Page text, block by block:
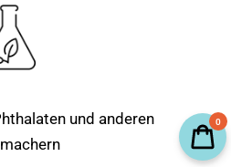
und anderen
0